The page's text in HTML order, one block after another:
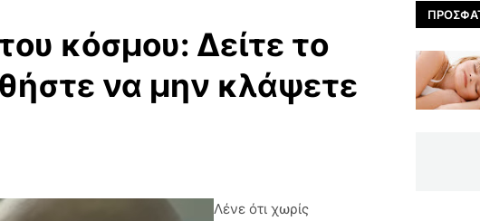
κόσμου: Δείτε το
να μην κλάψετε
Λένε ότι χωρίς